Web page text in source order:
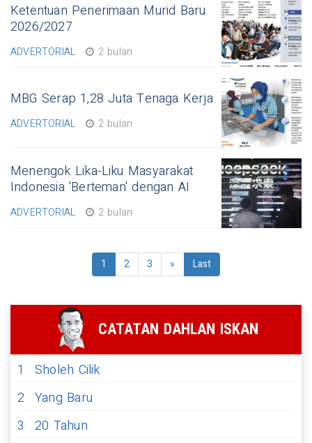
Ketentuan Penerimaan Murid Baru
2026/2027
ADVERTORIAL 2 bulan
MBG Serap 1,28 Juta Tenaga Kerja
ADVERTORIAL 2 bulan
Menengok Lika-Liku Masyarakat
Indonesia 'Berteman' dengan AI
ADVERTORIAL 2 bulan
1 2 3 » Last
CATATAN DAHLAN ISKAN
1
Sholeh Cilik
2 Yang Baru
3
20 Tahun